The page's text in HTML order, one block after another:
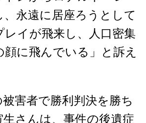
、永遠に居座ろうとして
レイが飛来し、人口密集
に飛んでいる」と訴え
害者で勝利判決を勝ち
さんは、事件の後遺症